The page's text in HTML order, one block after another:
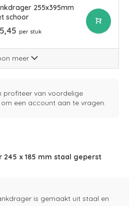
255x395mm
schoor
per stuk
meer
profiteer van voordelige
om een account aan te vragen.
x 185 mm staal geperst
is gemaakt uit staal en